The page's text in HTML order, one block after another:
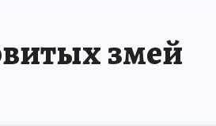
ВЫБОРЫ ГУБЕРНАТОРАзмей